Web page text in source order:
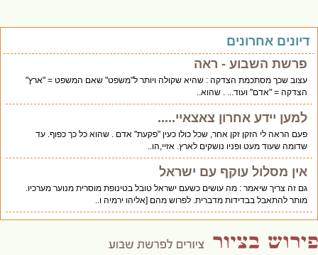
אחרונים
פרשת השבוע - ראה
עצוב שכך מסתכמת הצדקה : שהיא שקולה ויותר ל"משפט" שאם המשפט = "ארץ"
הצדקה = "אדם" ועוד... . שהוא..
למען יידע אחרון צאצאיי.....
פעם הראה לי הזקן זקן אחר, שכל כולו כעין "פקעת" אדם . שהוא כל כך כפוף. עד
שדומה שעוד מעט ופניו נושקים לארץ. אזיי,הו..
אין מסלול עוקף עם ישראל
גם זה צריך שיאמר : מה עושים כשעם ישראל טובל בטינופת מוסרית מנוער מערכיו.
מותר להתאבל בבדידות מדברית. לפרוש מהם [אליהו ירמיה ו..